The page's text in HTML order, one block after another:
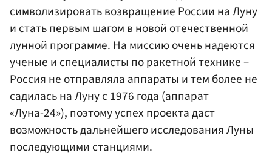
символизировать возвращение России на Луну
и стать первым шагом в новой отечественной
лунной программе. На миссию очень надеются
ученые и специалисты по ракетной технике –
Россия не отправляла аппараты и тем более не
садилась на Луну с 1976 года (аппарат
«Луна-24»), поэтому успех проекта даст
возможность дальнейшего исследования Луны
последующими станциями.